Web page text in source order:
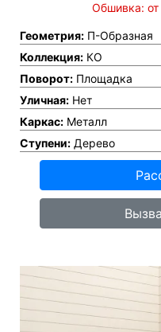
Обшивка: от
Геометрия: П-Образная
Коллекция: КО
Поворот: Площадка
Уличная: Нет
Каркас: Металл
Ступени: Дерево